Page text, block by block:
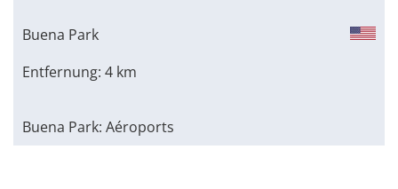
Buena Park
Entfernung: 4 km
Buena Park: Aéroports